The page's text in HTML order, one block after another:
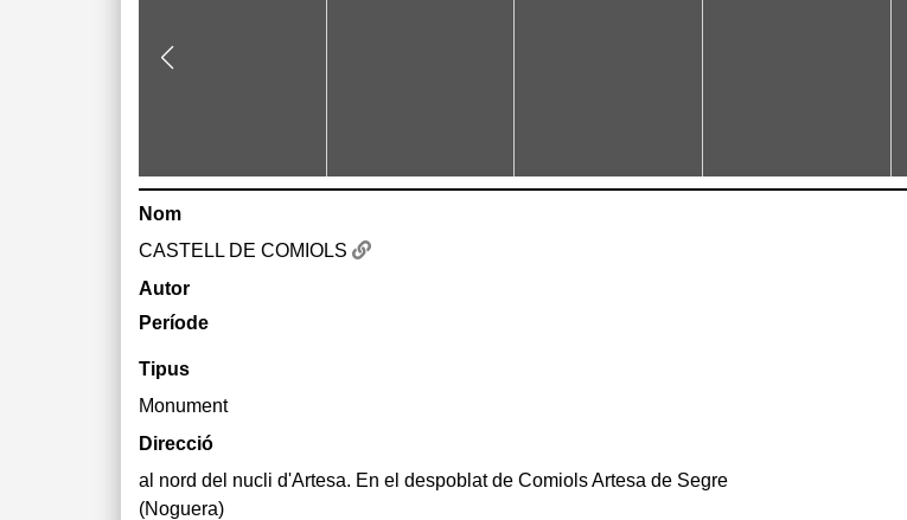
Nom
CASTELL DE COMIOLS
Autor
Període
Tipus
Monument
Direcció
al nord del nucli d'Artesa. En el despoblat de Comiols Artesa de Segre
(Noguera)